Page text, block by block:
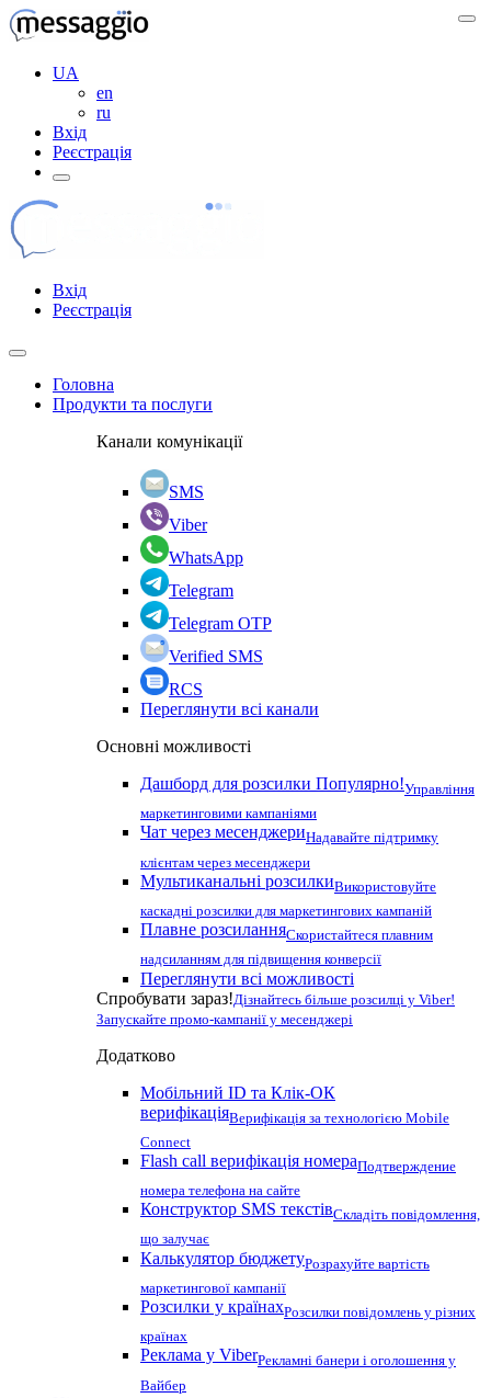
UA
en
ru
Вхід
Реєстрація
Вхід
Реєстрація
Головна
Продукти та послуги
Канали комунікації
SMS
Viber
WhatsApp
Telegram
Telegram OTP
Verified SMS
RCS
Переглянути всі канали
Основні можливості
Дашборд для розсилки Популярно!Управління
маркетинговими кампаніями
Чат через месенджериНадавайте підтримку
клієнтам через месенджери
Мультиканальні розсилкиВикористовуйте
каскадні розсилки для маркетингових кампаній
Плавне розсиланняСкористайтеся плавним
надсиланням для підвищення конверсії
Переглянути всі можливості
Спробувати зараз!Дізнайтесь більше розсилці у Viber!
Запускайте промо-кампанії у месенджері
Додатково
Мобільний ID та Клік-ОК
верифікаціяВерифікація за технологією Mobile
Connect
Flash call верифікація номераПодтверждение
номера телефона на сайте
Конструктор SMS текстівСкладіть повідомлення,
що залучає
Калькулятор бюджетуРозрахуйте вартість
маркетингової кампанії
Розсилки у країнахРозсилки повідомлень у різних
країнах
Реклама у ViberРекламні банери і оголошення у
Вайбер